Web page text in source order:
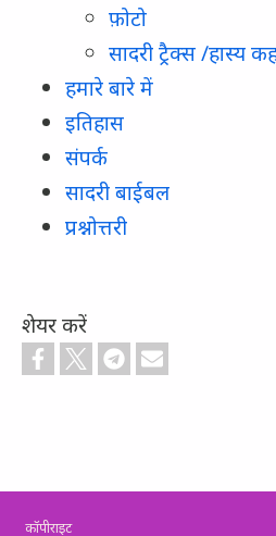
फ़ोटो
सादरी ट्रैक्स /हास्य
हमारे बारे में
इतिहास
संपर्क
सादरी बाईबल
प्रश्नोत्तरी
शेयर करें
Footer
कॉपीराइट